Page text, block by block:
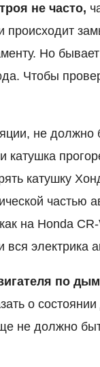
не часто,
происходит
Но
Чтобы
не
катушку
частью
на Honda CR-
вся электрика
по
о
не должно